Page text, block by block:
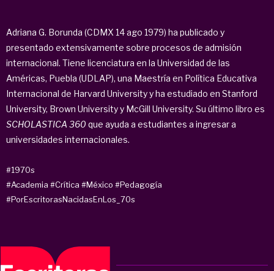
Adriana G. Borunda (CDMX 14 ago 1979) ha publicado y
presentado extensivamente sobre procesos de admisión
internacional. Tiene licenciatura en la Universidad de las
Américas, Puebla (UDLAP), una Maestría en Política Educativa
Internacional de Harvard University y ha estudiado en Stanford
University, Brown University y McGill University. Su último libro es
SCHOLASTICA 360 que ayuda a estudiantes a ingresar a
universidades internacionales.
#1970s
#Academia #Crítica #México #Pedagogía
#PorEscritorasNacidasEnLos_70s